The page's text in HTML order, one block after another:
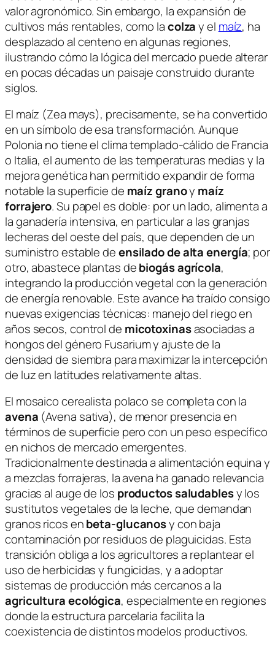
valor agronómico. Sin embargo, la expansión de
cultivos más rentables, como lacolzay el maíz, ha
desplazado al centeno en algunas regiones,
ilustrando cómo la lógica del mercado puede alterar
en pocas décadas un paisaje construido durante
siglos.
El maíz (Zea mays), precisamente, se ha convertido
en un símbolo de esa transformación. Aunque
Polonia no tiene el clima templado-cálido de Francia
o Italia, el aumento de las temperaturas medias y la
mejora genética han permitido expandir de forma
notable la superficie de maíz granoy maíz
forrajero. Su papel es doble: por un lado, alimenta a
la ganadería intensiva, en particular a las granjas
lecheras del oeste del país, que dependen de un
suministro estable deensilado de alta energía; por
otro, abastece plantas debiogás agrícola,
integrando la producción vegetal con la generación
de energía renovable. Este avance ha traído consigo
nuevas exigencias técnicas: manejo del riego en
años secos, control de micotoxinasasociadas a
hongos del género Fusariumy ajuste de la
densidad de siembra para maximizar la intercepción
de luz en latitudes relativamente altas.
El mosaico cerealista polaco se completa con la
avena (Avena sativa), de menor presencia en
términos de superficie pero con un peso específico
en nichos de mercado emergentes.
Tradicionalmente destinada a alimentación equina y
a mezclas forrajeras, la avena ha ganado relevancia
gracias al auge de los productos saludablesy los
sustitutos vegetales de la leche, que demandan
granos ricos enbeta-glucanosy con baja
contaminación por residuos de plaguicidas. Esta
transición obliga a los agricultores a replantear el
uso de herbicidas y fungicidas, y a adoptar
sistemas de producción más cercanos a la
agricultura ecológica, especialmente en regiones
donde la estructura parcelaria facilita la
coexistencia de distintos modelos productivos.